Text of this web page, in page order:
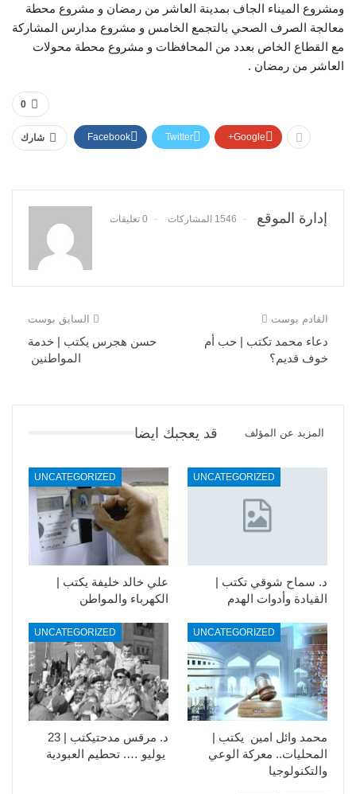
ومشروع الميناء الجاف بمدينة العاشر من رمضان و مشروع محطة
معالجة الصرف الصحي بالتجمع الخامس و مشروع مدارس المشاركة
مع القطاع الخاص بعدد من المحافظات و مشروع محطة محولات
العاشر من رمضان .
0
شارك Facebook Twitter Google+
إدارة الموقع 1546 المشاركات 0 تعليقات
السابق بوست
حسن هجرس يكتب | خدمة
المواطنين
القادم بوست
دعاء محمد تكتب | حب أم
خوف قديم؟
قد يعجبك ايضا المزيد عن المؤلف
UNCATEGORIZED
علي خالد خليفة يكتب |
الكهرباء والمواطن
UNCATEGORIZED
د. سماح شوقي تكتب |
القيادة وأدوات الهدم
UNCATEGORIZED
د. مرقس مدحتيكتب | 23
يوليو …. تحطيم العبودية
UNCATEGORIZED
محمد وائل امين يكتب |
المحليات.. معركة الوعي
والتكنولوجيا